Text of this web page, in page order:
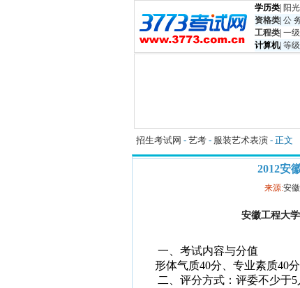
学历类 阳
资格类 公
工程类 一
计算机| 等
招生考试网 - 艺考 - 服装艺术表演 - 正文
2012安
来源:安
安徽工程大学
一、考试内容与分值
形体气质40分、专业素质40
二、评分方式：评委不少于5